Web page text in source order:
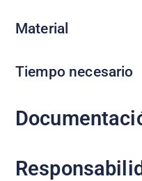
Material
Tiempo necesario